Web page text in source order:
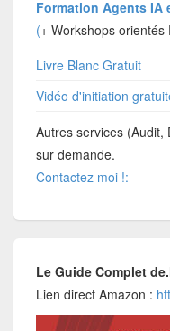
Formation Agents IA
(+ Workshops orientés
Livre Blanc Gratuit
Vidéo d'initiation
Autres services (Audit,
sur demande.
Contactez moi !:
Le Guide Complet
Lien direct Amazon :